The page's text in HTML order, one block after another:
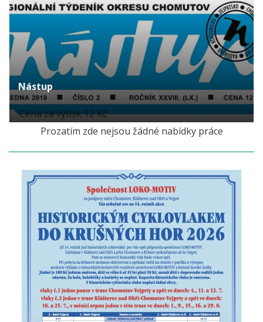
Nástup
Cena za výtisk 12 Kč
Prozatím zde nejsou žádné nabídky práce